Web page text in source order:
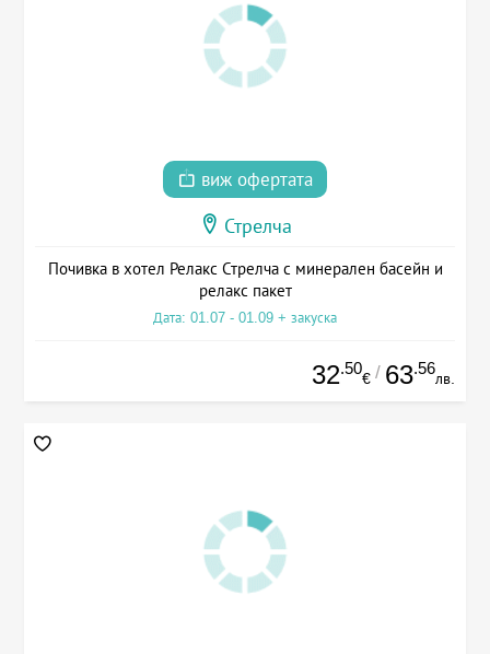
виж офертата
Стрелча
Почивка в хотел Релакс Стрелча с минерален басейн и
релакс пакет
Дата: 01.07 - 01.09 + закуска
32.50
€ / 63.56
лв.